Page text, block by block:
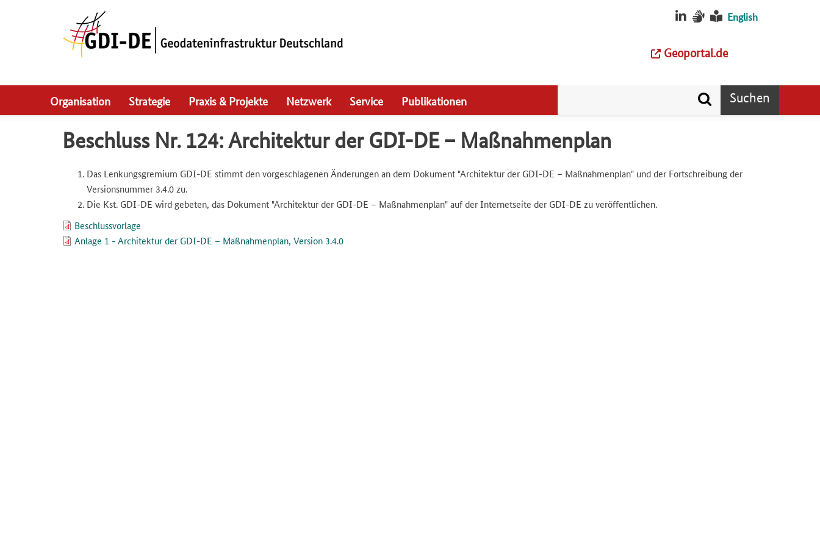
English
Geoportal.de
Organisation Strategie Praxis & Projekte Netzwerk Service Publikationen
Beschluss Nr. 124: Architektur der GDI-DE – Maßnahmenplan
Das Lenkungsgremium GDI-DE stimmt den vorgeschlagenen Änderungen an dem Dokument "Architektur der GDI-DE – Maßnahmenplan" und der Fortschreibung der
Versionsnummer 3.4.0 zu.
Die Kst. GDI-DE wird gebeten, das Dokument "Architektur der GDI-DE – Maßnahmenplan" auf der Internetseite der GDI-DE zu veröffentlichen.
Beschlussvorlage
Anlage 1 - Architektur der GDI-DE – Maßnahmenplan, Version 3.4.0